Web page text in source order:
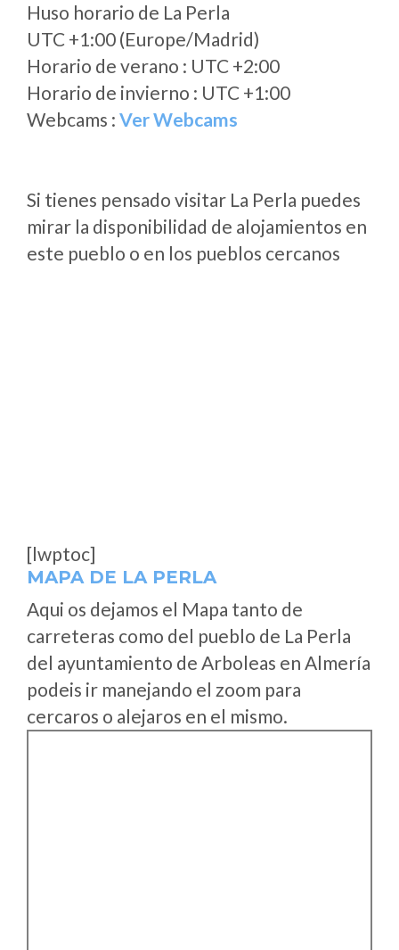
Huso horario de La Perla
UTC +1:00 (Europe/Madrid)
Horario de verano : UTC +2:00
Horario de invierno : UTC +1:00
Webcams : Ver Webcams
Si tienes pensado visitar La Perla puedes
mirar la disponibilidad de alojamientos en
este pueblo o en los pueblos cercanos
[lwptoc]
MAPA DE LA PERLA
Aqui os dejamos el Mapa tanto de
carreteras como del pueblo de La Perla
del ayuntamiento de Arboleas en Almería
podeis ir manejando el zoom para
cercaros o alejaros en el mismo.